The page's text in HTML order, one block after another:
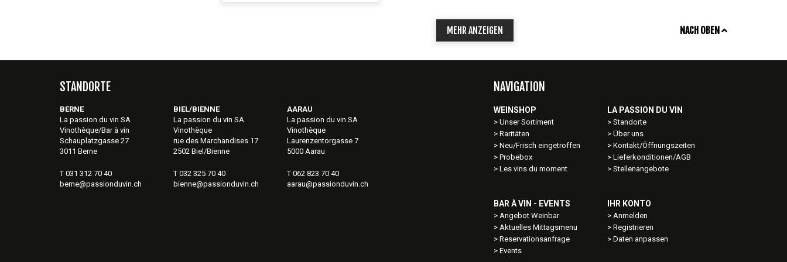
MEHR ANZEIGEN NACH OBEN
STANDORTE
BERNE
La passion du vin SA
Vinothèque/Bar à vin
Schauplatzgasse 27
3011 Berne
T 031 312 70 40
berne@passionduvin.ch
BIEL/BIENNE
La passion du vin SA
Vinothèque
rue des Marchandises 17
2502 Biel/Bienne
T 032 325 70 40
bienne@passionduvin.ch
AARAU
La passion du vin SA
Vinothèque
Laurenzentorgasse 7
5000 Aarau
T 062 823 70 40
aarau@passionduvin.ch
NAVIGATION
WEINSHOP
Unser Sortiment
Raritäten
Neu/Frisch eingetroffen
Probebox
Les vins du moment
BAR À VIN - EVENTS
Angebot Weinbar
Aktuelles Mittagsmenu
Reservationsanfrage
Events
LA PASSION DU VIN
Standorte
Über uns
Kontakt/Öffnungszeiten
Lieferkonditionen/AGB
Stellenangebote
IHR KONTO
Anmelden
Registrieren
Daten anpassen